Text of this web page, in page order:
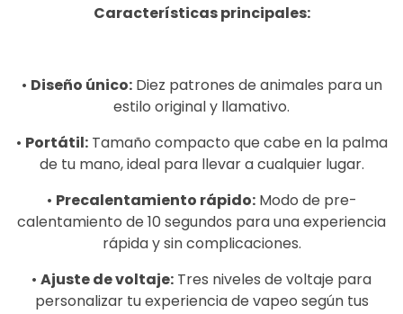
Características principales:
• Diseño único:Diez patrones de animales para un
estilo original y llamativo.
• Portátil:Tamaño compacto que cabe en la palma
de tu mano, ideal para llevar a cualquier lugar.
• Precalentamiento rápido:Modo de pre-
calentamiento de 10 segundos para una experiencia
rápida y sin complicaciones.
• Ajuste de voltaje: Tres niveles de voltaje para
personalizar tu experiencia de vapeo según tus